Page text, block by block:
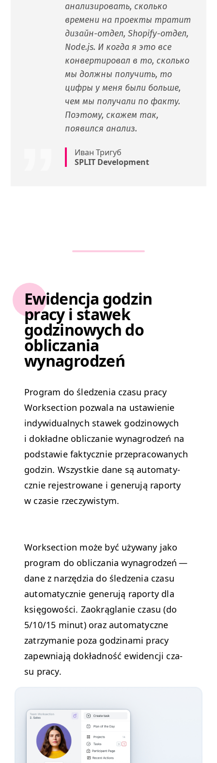
анализировать, сколько
времени на проекты тратит
дизайн-отдел, Shopify-отдел,
Node.js. И когда я это все
конвертировал в то, сколько
мы должны получить, то
цифры у меня были больше,
чем мы получали по факту.
Поэтому, скажем так,
появился анализ.
Иван Тригуб
SPLIT Development
Ewidencja godzin
pracy i stawek
godzinowych do
obliczania
wynagrodzeń
Pro­gram do śledzenia cza­su pra­cy
Work­sec­tion pozwala na ustaw­ie­nie
indy­wid­u­al­nych stawek godzi­nowych
i dokładne obliczanie wyna­grodzeń na
pod­staw­ie fak­ty­cznie przepra­cow­anych
godzin. Wszys­tkie dane są automaty­
cznie reje­strowane i generu­ją raporty
w cza­sie rzeczywistym.
Work­sec­tion może być uży­wany jako
pro­gram do oblicza­nia wyna­grodzeń —
dane z narzędzia do śledzenia cza­su
automaty­cznie generu­ją raporty dla
księ­gowoś­ci. Zaokrąglanie cza­su (do
5/10/15 min­ut) oraz automaty­czne
zatrzy­manie poza godz­i­na­mi pra­cy
zapew­ni­a­ją dokład­ność ewidencji cza­
su pracy.